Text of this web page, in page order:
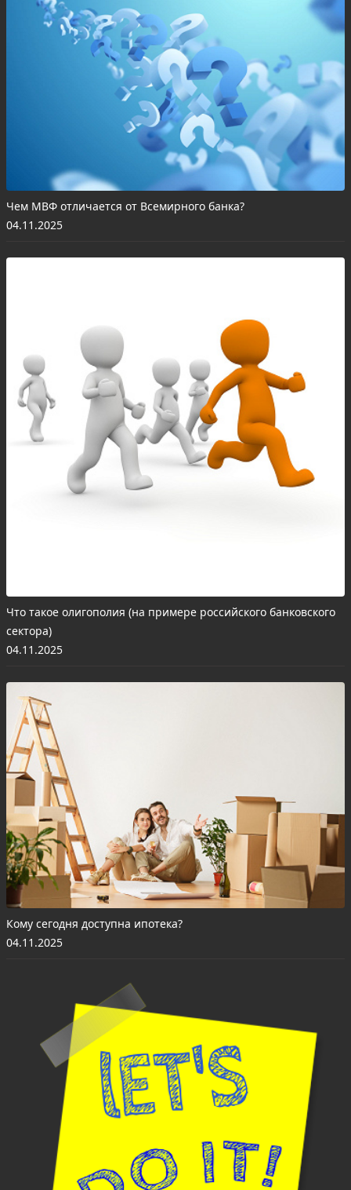
Чем МВФ отличается от Всемирного банка?
04.11.2025
Что такое олигополия (на примере российского банковского
сектора)
04.11.2025
Кому сегодня доступна ипотека?
04.11.2025